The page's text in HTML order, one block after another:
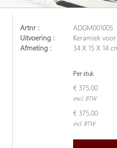
Artnr :
ADGM001005
Uitvoering :
Keramiek
Afmeting :
34 X 15 X 14
Per stuk
€ 375,00
excl. BTW
€ 375,00
incl. BTW